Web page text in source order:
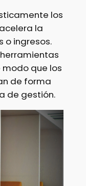
los
la
o ingresos.
que los
de forma
de gestión.